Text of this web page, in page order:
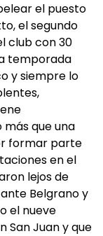
el puesto
el segundo
club con 30
temporada
y siempre lo
que una
formar parte
en el
lejos de
Belgrano y
el nueve
San Juan y que